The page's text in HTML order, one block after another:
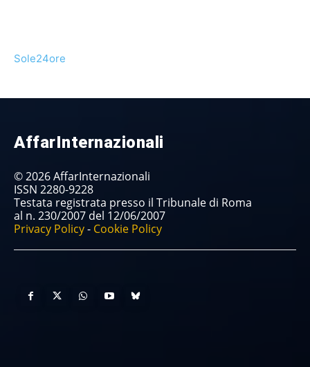
Sole24ore
AffarInternazionali
© 2026 AffarInternazionali
ISSN 2280-9228
Testata registrata presso il Tribunale di Roma
al n. 230/2007 del 12/06/2007
Privacy Policy- Cookie Policy